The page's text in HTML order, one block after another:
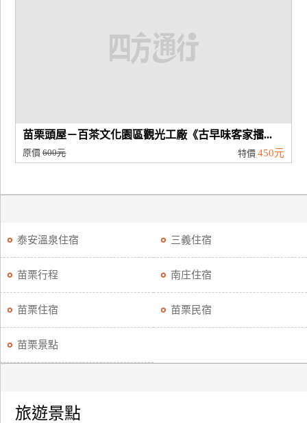
苗栗頭屋－百茶文化園區觀光工廠《古早味客家擂...
原價600元 特價 450元
泰安溫泉住宿 三義住宿
苗栗行程 南庄住宿
苗栗住宿 苗栗民宿
苗栗景點
旅遊景點